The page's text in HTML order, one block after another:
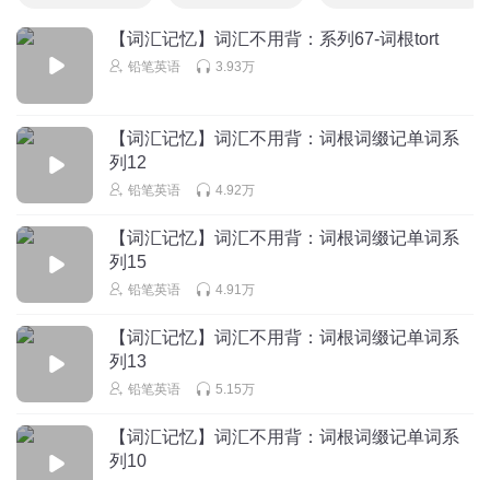
【词汇记忆】词汇不用背：系列67-词根tort
铅笔英语 3.93万
【词汇记忆】词汇不用背：词根词缀记单词系
列12
铅笔英语 4.92万
【词汇记忆】词汇不用背：词根词缀记单词系
列15
铅笔英语 4.91万
【词汇记忆】词汇不用背：词根词缀记单词系
列13
铅笔英语 5.15万
【词汇记忆】词汇不用背：词根词缀记单词系
列10